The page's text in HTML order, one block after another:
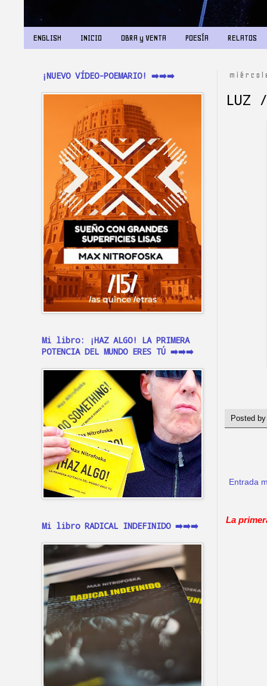
ENGLISH INICIO OBRA y VENTA POESÍA RELATOS
LUZ
Posted
Entrada
La
¡NUEVO VÍDEO-POEMARIO! ➡️➡️➡️
Mi libro: ¡HAZ ALGO! LA PRIMERA
POTENCIA DEL MUNDO ERES TÚ ➡️➡️➡️
Mi libro RADICAL INDEFINIDO ➡️➡️➡️